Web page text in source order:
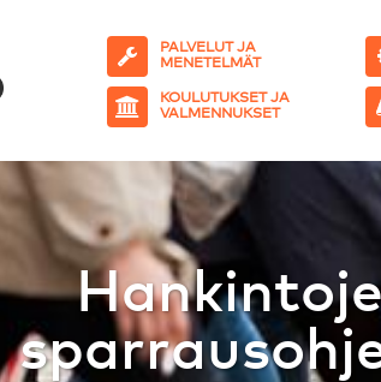
PALVELUT JA
MENETELMÄT
KOULUTUKSET JA
VALMENNUKSET